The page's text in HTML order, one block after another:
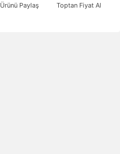
Ürünü Paylaş Toptan Fiyat Al